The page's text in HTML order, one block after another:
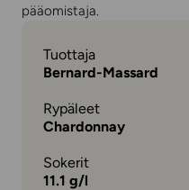
pääomistaja.
Tuottaja
Bernard-Massard
Rypäleet
Chardonnay
Sokerit
11.1 g/l